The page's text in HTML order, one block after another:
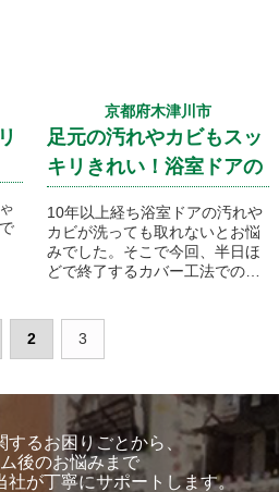
京都府木津川市
足元の汚れやカビもスッ
キリきれい！浴室ドアの
10年以上経ち浴室ドアの汚れや
カビが洗っても取れないとお悩
みでした。そこで今回、半日ほ
どで終了するカバー工法での取
2 3
するお困りごとから、
後のお悩みまで
社が丁寧にサポートします。